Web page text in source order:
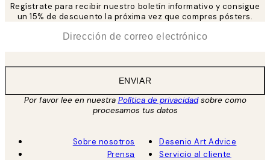
Regístrate para recibir nuestro boletín informativo y consigue
un 15% de descuento la próxima vez que compres pósters.
ENVIAR
Por favor lee en nuestra Política de privacidadsobre como
procesamos tus datos
Sobre nosotros
Prensa
Desenio Art Advice
Servicio al cliente